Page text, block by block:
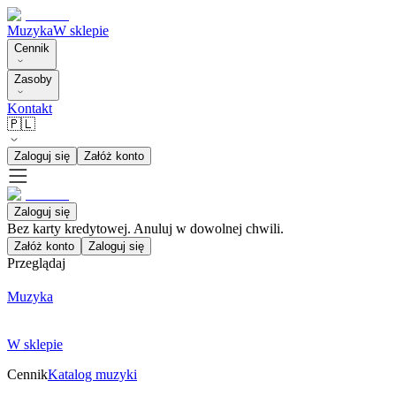
MuzykaW sklepie
Cennik
Zasoby
Kontakt
🇵🇱
Zaloguj się Załóż konto
Zaloguj się
Bez karty kredytowej. Anuluj w dowolnej chwili.
Załóż konto Zaloguj się
Przeglądaj
Muzyka
W sklepie
CennikKatalog muzyki